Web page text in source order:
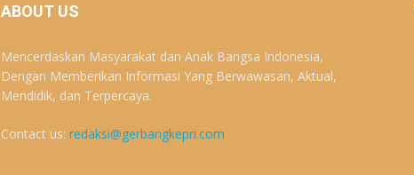
ABOUT US
Mencerdaskan Masyarakat dan Anak Bangsa Indonesia,
Dengan Memberikan Informasi Yang Berwawasan, Aktual,
Mendidik, dan Terpercaya.
Contact us: redaksi@gerbangkepri.com